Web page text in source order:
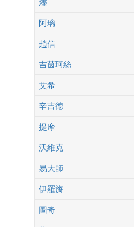
阿璃
趙信
吉茵珂絲
艾希
辛吉德
提摩
沃維克
易大師
伊羅旖
圖奇